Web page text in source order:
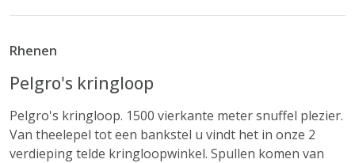
Rhenen
Pelgro's kringloop
Pelgro's kringloop. 1500 vierkante meter snuffel plezier.
Van theelepel tot een bankstel u vindt het in onze 2
verdieping telde kringloopwinkel. Spullen komen van